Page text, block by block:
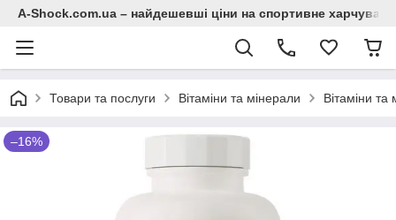
A-Shock.com.ua – найдешевші ціни на спортивне
Товари та послуги Вітаміни та мінерали Вітаміни та
–16%